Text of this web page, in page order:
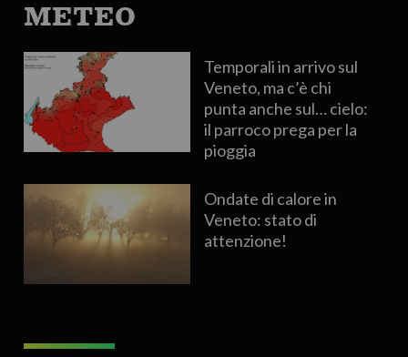
METEO
Temporali in arrivo sul
Veneto, ma c’è chi
punta anche sul… cielo:
il parroco prega per la
pioggia
Ondate di calore in
Veneto: stato di
attenzione!